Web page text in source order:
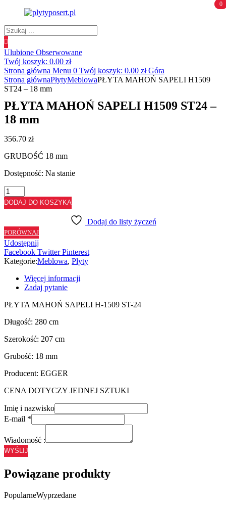
Wyszukiwanie
produktów
0
Ulubione Obserwowane
0
Twój koszyk: 0.00 zł
Strona główna Menu 0 Twój koszyk: 0.00 zł Góra
Strona głównaPłytyMeblowaPŁYTA MAHOŃ SAPELI H1509
ST24 – 18 mm
PŁYTA MAHOŃ SAPELI H1509 ST24 –
18 mm
356.70 zł
GRUBOŚĆ 18 mm
Dostępność: Na stanie
ilość
PŁYTA
MAHOŃ
H1509
ST24
-
18
mm
DODAJ DO KOSZYKA
Dodaj do listy życzeń
PORÓWNAJ
Udostępnij
Facebook Twitter Pinterest
Kategorie:Meblowa, Płyty
Więcej informacji
Zadaj pytanie
PŁYTA MAHOŃ SAPELI H-1509 ST-24
Długość: 280 cm
Szerokość: 207 cm
Grubość: 18 mm
Producent: EGGER
CENA DOTYCZY JEDNEJ SZTUKI
Imię i nazwisko
E-mail *
Wiadomość :
WYŚLIJ
Powiązane produkty
PopularneWyprzedane